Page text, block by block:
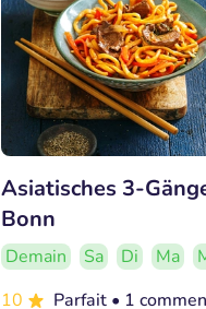
Asiatisches 3-
Bonn
Demain Sa Di Ma
10
Parfait • 1